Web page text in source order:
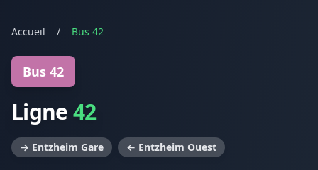
Accueil / Bus 42
Bus 42
Ligne42
→ Entzheim Gare ← Entzheim Ouest